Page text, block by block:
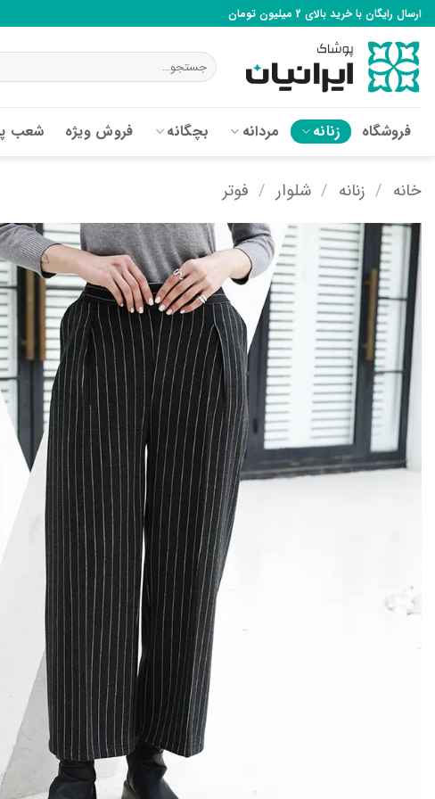
Skip
to
content
ارسال رایگان با خرید بالای 2 میلیون تومان
جستجو
برای:
فروشگاه زنانه مردانه بچگانه فروش ویژه شعب
خانه / زنانه / شلوار / فوتر